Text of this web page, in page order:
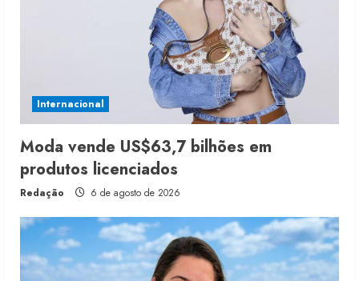
Internacional
Moda vende US$63,7 bilhões em
produtos licenciados
Redação 6 de agosto de 2026